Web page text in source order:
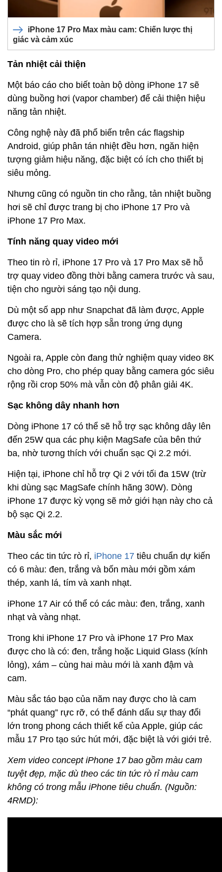
iPhone 17 Pro Max màu cam: Chiến lược thị
giác và cảm xúc
Tản nhiệt cải thiện
Một báo cáo cho biết toàn bộ dòng iPhone 17 sẽ
dùng buồng hơi (vapor chamber) để cải thiện hiệu
năng tản nhiệt.
Công nghệ này đã phổ biến trên các flagship
Android, giúp phân tán nhiệt đều hơn, ngăn hiện
tượng giảm hiệu năng, đặc biệt có ích cho thiết bị
siêu mỏng.
Nhưng cũng có nguồn tin cho rằng, tản nhiệt buồng
hơi sẽ chỉ được trang bị cho iPhone 17 Pro và
iPhone 17 Pro Max.
Tính năng quay video mới
Theo tin rò rỉ, iPhone 17 Pro và 17 Pro Max sẽ hỗ
trợ quay video đồng thời bằng camera trước và sau,
tiện cho người sáng tạo nội dung.
Dù một số app như Snapchat đã làm được, Apple
được cho là sẽ tích hợp sẵn trong ứng dụng
Camera.
Ngoài ra, Apple còn đang thử nghiệm quay video 8K
cho dòng Pro, cho phép quay bằng camera góc siêu
rộng rồi crop 50% mà vẫn còn độ phân giải 4K.
Sạc không dây nhanh hơn
Dòng iPhone 17 có thể sẽ hỗ trợ sạc không dây lên
đến 25W qua các phụ kiện MagSafe của bên thứ
ba, nhờ tương thích với chuẩn sạc Qi 2.2 mới.
Hiện tại, iPhone chỉ hỗ trợ Qi 2 với tối đa 15W (trừ
khi dùng sạc MagSafe chính hãng 30W). Dòng
iPhone 17 được kỳ vọng sẽ mở giới hạn này cho cả
bộ sạc Qi 2.2.
Màu sắc mới
Theo các tin tức rò rỉ, iPhone 17 tiêu chuẩn dự kiến
có 6 màu: đen, trắng và bốn màu mới gồm xám
thép, xanh lá, tím và xanh nhạt.
iPhone 17 Air có thể có các màu: đen, trắng, xanh
nhạt và vàng nhạt.
Trong khi iPhone 17 Pro và iPhone 17 Pro Max
được cho là có: đen, trắng hoặc Liquid Glass (kính
lỏng), xám – cùng hai màu mới là xanh đậm và
cam.
Màu sắc táo bạo của năm nay được cho là cam
“phát quang” rực rỡ, có thể đánh dấu sự thay đổi
lớn trong phong cách thiết kế của Apple, giúp các
mẫu 17 Pro tạo sức hút mới, đặc biệt là với giới trẻ.
Xem video concept iPhone 17 bao gồm màu cam
tuyệt đẹp, mặc dù theo các tin tức rò rỉ màu cam
không có trong mẫu iPhone tiêu chuẩn. (Nguồn:
4RMD):